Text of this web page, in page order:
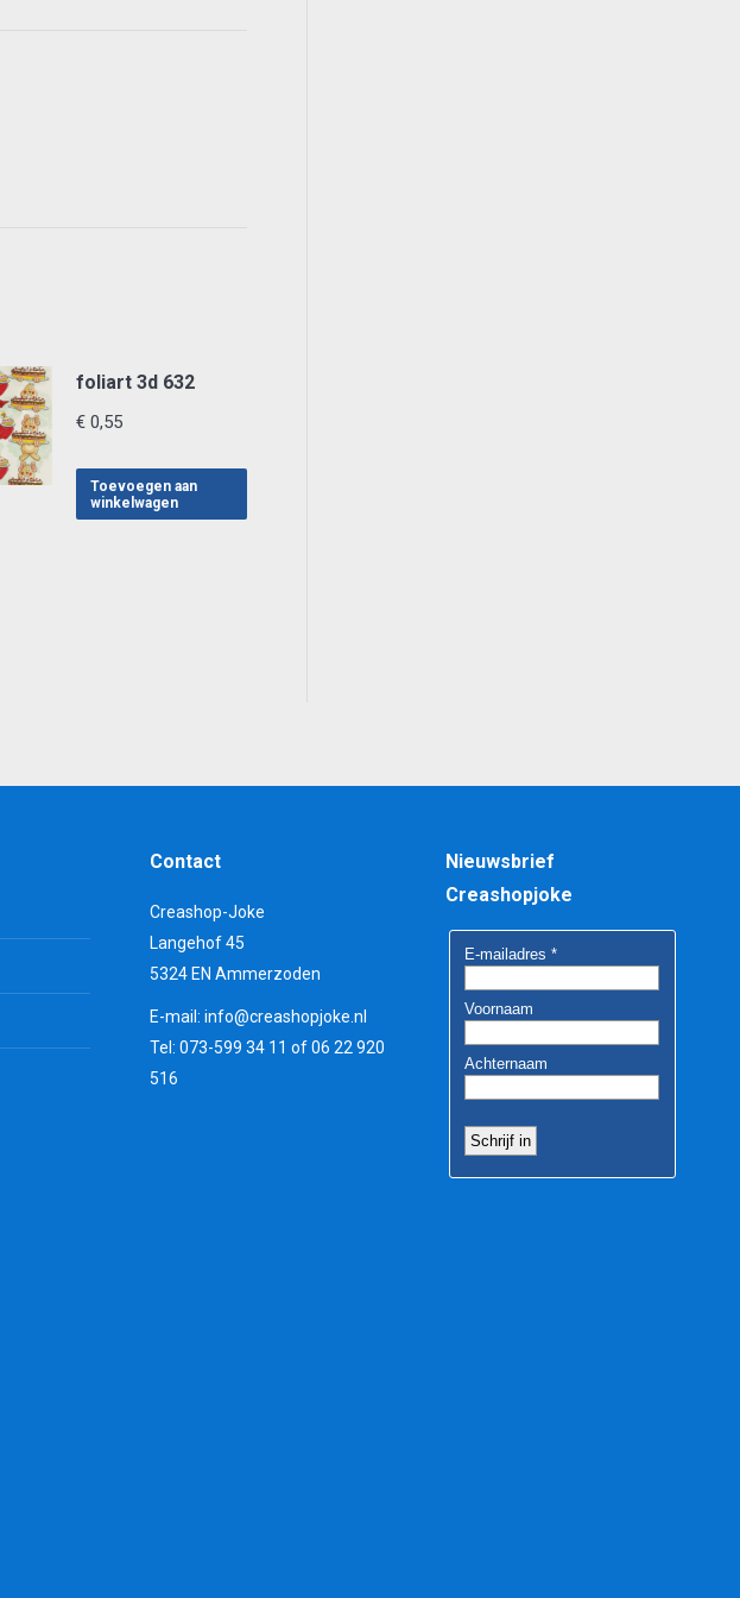
foliart 3d 632
€0,55
Toevoegen aan
winkelwagen
Contact
Creashop-Joke
Langehof 45
5324 EN Ammerzoden
E-mail: info@creashopjoke.nl
Tel: 073-599 34 11 of 06 22 920
516
Nieuwsbrief
Creashopjoke